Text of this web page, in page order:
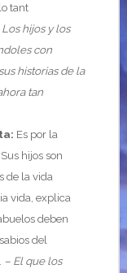
tant
Los hijos y los
con
historias de la
tan
Es por la
hijos son
de la vida
vida, explica
deben
del
– El que los